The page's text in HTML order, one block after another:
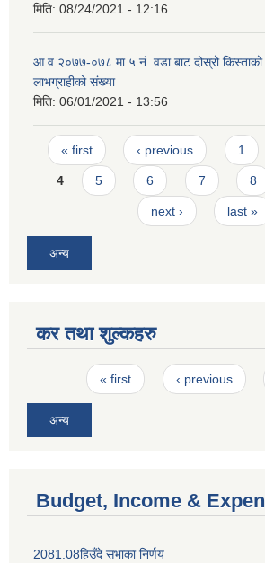
मिति: 08/24/2021 - 12:16
आ.व २०७७-०७८ मा ५ न‌ं. वडा बाट दोस्रो किस्ताको
लाभग्राहीको संख्या
मिति: 06/01/2021 - 13:56
Pages
« first ‹ previous 1
4 5 6 7 8
next › last »
अन्य
कर तथा शुल्कहरु
Pages« first ‹ previous
अन्य
Budget, Income &
2081.08हिउँदे सभाका निर्णय